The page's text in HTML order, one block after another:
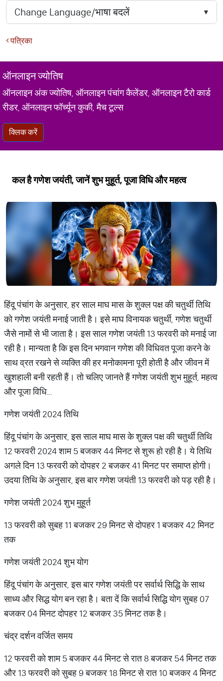
पत्रिका
ऑनलाइन ज्योतिष
ऑनलाइन अंक ज्योतिष, ऑनलाइन पंचांग कैलेंडर, ऑनलाइन टैरो कार्ड
रीडर, ऑनलाइन फॉर्च्यून कुकी, मैच टूल्स
क्लिक करें
कल है गणेश जयंती, जानें शुभ मुहूर्त, पूजा विधि और महत्व
हिंदू पंचांग के अनुसार, हर साल माघ मास के शुक्ल पक्ष की चतुर्थी तिथि
को गणेश जयंती मनाई जाती है। इसे माघ विनायक चतुर्थी, गणेश चतुर्थी
जैसे नामों से भी जाता है। इस साल गणेश जयंती 13 फरवरी को मनाई जा
रही है। मान्यता है कि इस दिन भगवान गणेश की विधिवत पूजा करने के
साथ व्रत रखने से व्यक्ति की हर मनोकामना पूरी होती है और जीवन में
खुशहाली बनी रहती हैं। तो चलिए जानते हैं गणेश जयंती शुभ मुहूर्त, महत्व
और पूजा विधि…
गणेश जयंती 2024 तिथि
हिंदू पंचांग के अनुसार, इस साल माघ मास के शुक्ल पक्ष की चतुर्थी तिथि
12 फरवरी 2024 शाम 5 बजकर 44 मिनट से शुरू हो रही है। ये तिथि
अगले दिन 13 फरवरी को दोपहर 2 बजकर 41 मिनट पर समाप्त होगी।
उदया तिथि के अनुसार, इस बार गणेश जयंती 13 फरवरी को पड़ रही है।
गणेश जयंती 2024 शुभ मुहूर्त
13 फरवरी को सुबह 11 बजकर 29 मिनट से दोपहर 1 बजकर 42 मिनट
तक
गणेश जयंती 2024 शुभ योग
हिंदू पंचांग के अनुसार, इस बार गणेश जयंती पर सर्वार्थ सिद्धि के साथ
साध्य और सिद्ध योग बन रहा है। बता दें कि सर्वार्थ सिद्धि योग सुबह 07
बजकर 04 मिनट दोपहर 12 बजकर 35 मिनट तक है।
चंद्र दर्शन वर्जित समय
12 फरवरी को शाम 5 बजकर 44 मिनट से रात 8 बजकर 54 मिनट तक
और 13 फरवरी को सुबह 9 बजकर 18 मिनट से रात 10 बजकर 4 मिनट